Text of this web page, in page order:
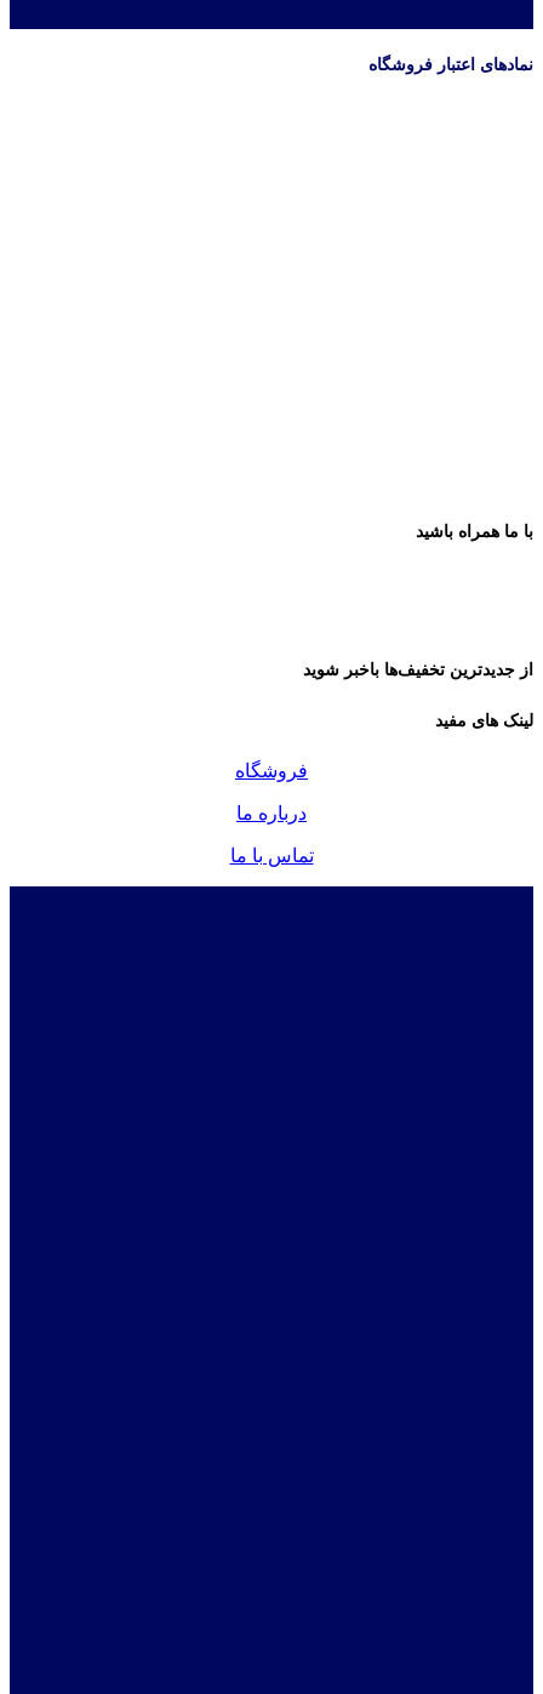
نمادهای اعتبار فروشگاه
با ما همراه باشید
از جدیدترین تخفیف‌ها باخبر شوید
لینک های مفید
فروشگاه
درباره ما
تماس با ما